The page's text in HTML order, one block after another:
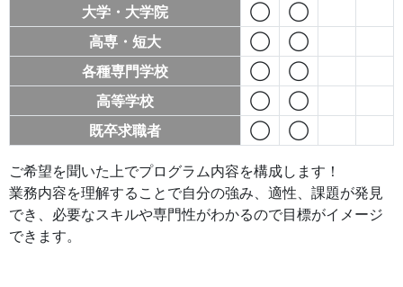
大学・大学院
◯
◯
高専・短大
◯
◯
各種専門学校
◯
◯
高等学校
◯
◯
既卒求職者
◯ ◯
ご希望を聞いた上でプログラム内容を構成します！
業務内容を理解することで自分の強み、適性、課題が発見
でき、必要なスキルや専門性がわかるので目標がイメージ
できます。